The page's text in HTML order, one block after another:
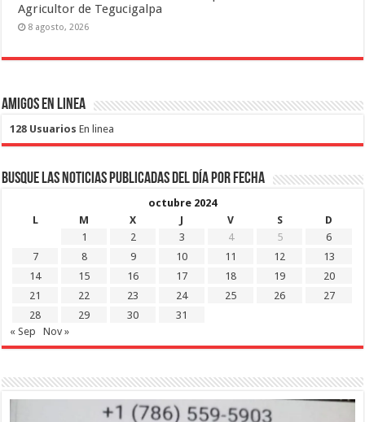
Agricultor de Tegucigalpa
8 agosto, 2026
Amigos en Linea
128 Usuarios En linea
Busque las noticias publicadas del día por fecha
octubre 2024
L
M X J V S
D
1
2 3 4 5
6
7
8 9 10 11 12
13
14
15 16 17 18 19
20
21
22 23 24 25 26
27
28
29 30
31
« Sep
Nov »